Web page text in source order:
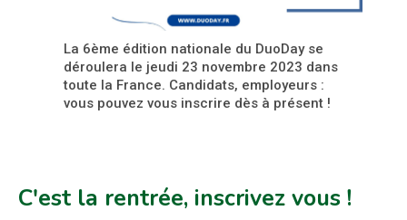
La 6ème édition nationale du DuoDay se
déroulera le jeudi 23 novembre 2023 dans
toute la France. Candidats, employeurs :
vous pouvez vous inscrire dès à présent !
C'est la rentrée, inscrivez vous !